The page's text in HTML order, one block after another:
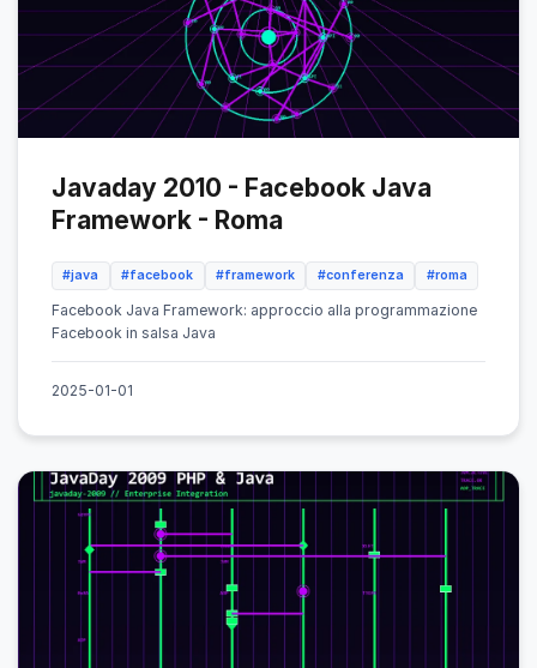
Javaday 2010 - Facebook Java
Framework - Roma
#java #facebook #framework #conferenza #roma
Facebook Java Framework: approccio alla programmazione
Facebook in salsa Java
2025-01-01